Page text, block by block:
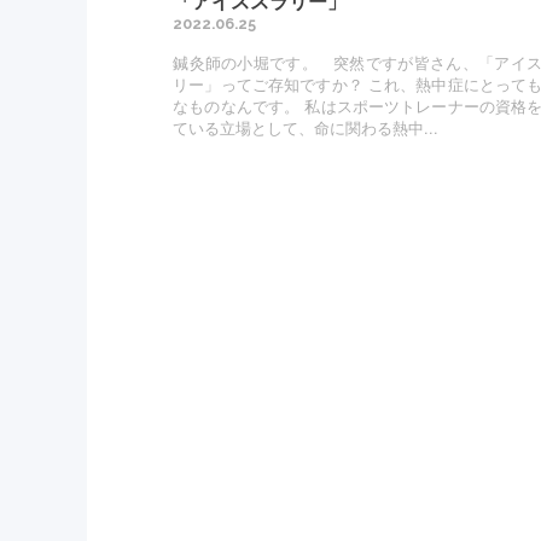
2022.06.25
鍼灸師の小堀です。 突然ですが皆さん、「アイ
リー」ってご存知ですか？ これ、熱中症にとって
なものなんです。 私はスポーツトレーナーの資格
ている立場として、命に関わる熱中...